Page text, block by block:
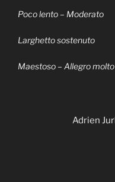
Poco lento – Moderato
Larghetto sostenuto
Maestoso – Allegro
Adrien